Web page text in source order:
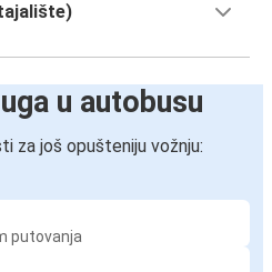
u autobusu
za još opušteniju vožnju:
putovanja